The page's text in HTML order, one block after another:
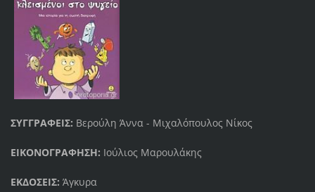
ΣΥΓΓΡΑΦΕΙΣ: Βερούλη Άννα - Μιχαλόπουλος Νίκος
ΕΙΚΟΝΟΓΡΑΦΗΣΗ: Ιούλιος Μαρουλάκης
ΕΚΔΟΣΕΙΣ: Άγκυρα